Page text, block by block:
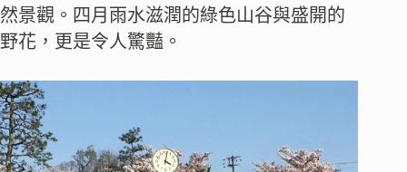
然景觀。四月雨水滋潤的綠色山谷與盛開的
野花，更是令人驚豔。